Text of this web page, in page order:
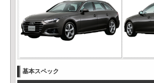
基本スペック